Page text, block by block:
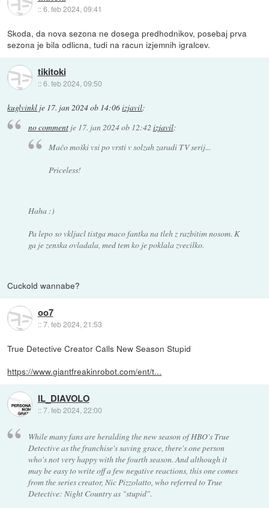
::6. feb 2024, 09:41
Skoda, da nova sezona ne dosega predhodnikov, posebaj prva
sezona je bila odlicna, tudi na racun izjemnih igralcev.
tikitoki
::6. feb 2024, 09:50
kuglvinkl je 17. jan 2024 ob 14:06izjavil:
no commentje 17. jan 2024 ob 12:42 izjavil:
Mačo moški vsi po vrsti v solzah zaradi TV serij...
Priceless!
Haha :)
Pa lepo so vkljucl tistga maco fantka na tleh z razbitim nosom. K
ga je zenska ovladala, med tem ko je poklala zvecilko.
Cuckold wannabe?
oo7
::7. feb 2024, 21:53
True Detective Creator Calls New Season Stupid
https://www.giantfreakinrobot.com/ent/t...
IL_DIAVOLO
::7. feb 2024, 22:00
While many fans are heralding the new season of HBO's True
Detective as the franchise's saving grace, there's one person
who's not very happy with the fourth season. And although it
may be easy to write off a few negative reactions, this one comes
from the series creator, Nic Pizzolatto, who referred to True
Detective: Night Country as "stupid".